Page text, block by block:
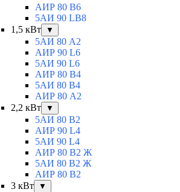
АИР 80 B6
5АИ 90 LB8
1,5 кВт
▼
5АИ 80 A2
АИР 90 L6
5АИ 90 L6
АИР 80 B4
5АИ 80 B4
АИР 80 А2
2,2 кВт
▼
5АИ 80 B2
АИР 90 L4
5АИ 90 L4
АИР 80 В2 Ж
5АИ 80 В2 Ж
АИР 80 B2
3 кВт
▼